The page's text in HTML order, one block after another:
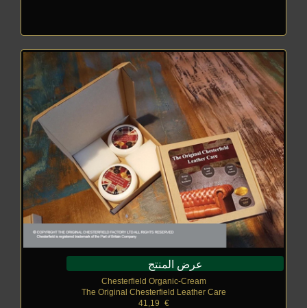
عرض المنتج
Chesterfield Organic-Cream
The Original Chesterfield Leather Care
€
41,19